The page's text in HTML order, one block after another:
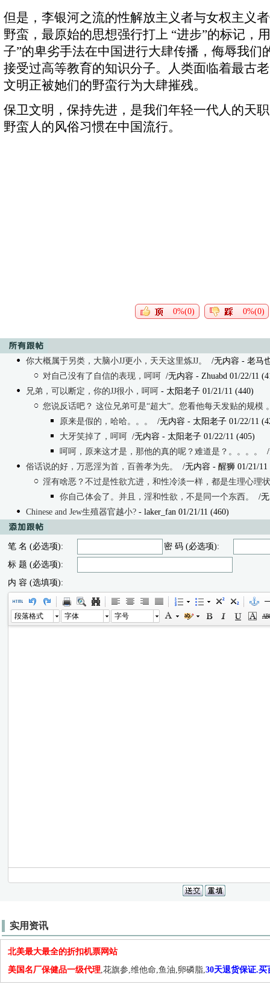
但是，李银河之流的性解放主义者与女权主义
野蛮，最原始的思想强行打上 “进步”的标记，
子”的卑劣手法在中国进行大肆传播，侮辱我们
接受过高等教育的知识分子。人类面临着最古
文明正被她们的野蛮行为大肆摧残。
保卫文明，保持先进，是我们年轻一代人的天
野蛮人的风俗习惯在中国流行。
0%(0) 0%(0)
你大概属于另类，大脑小JJ更小，天天这里炼JJ。 /无内容 - 老马
对自己没有了自信的表现，呵呵
/无内容 - Zhuabd 01/22/11
兄弟，可以断定，你的JJ很小，呵呵 - 太阳老子 01/21/11 (440)
您说反话吧？ 这位兄弟可是“超大”。您看他每天发贴的规模
原来是假的，哈哈。。。
/无内容 - 太阳老子 01/22/11
大牙笑掉了，呵呵
/无内容 - 太阳老子 01/22/11 (405)
呵呵，原来这才是，那他的真的呢？难道是？。。。。
俗话说的好，万恶淫为首，百善孝为先。
/无内容 - 醒狮 01/21/11
淫有啥恶？不过是性欲亢进，和性冷淡一样，都是生理心理
你自己体会了。并且，淫和性欲，不是同一个东西。
/
Chinese and Jew生殖器官越小? - laker_fan 01/21/11 (460)
笔 名 (必选项):
密 码 (必选项):
标 题 (必选项):
内 容 (选填项):
段落格式 字体 字号
实用资讯
北美最大最全的折扣机票网站
美国名厂保健品一级代理,花旗参,维他命,鱼油,卵磷脂,30天退货保证.买